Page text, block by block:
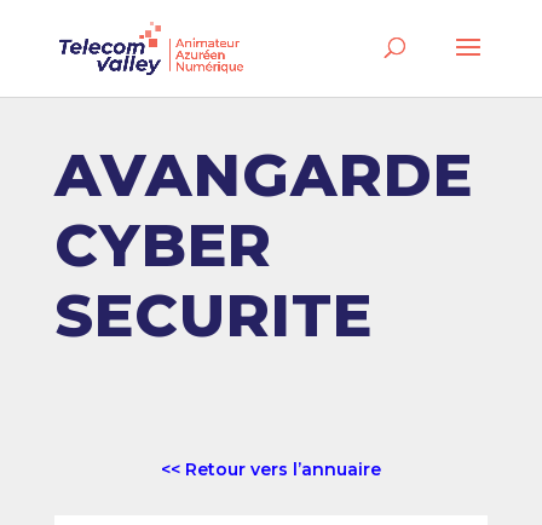
AVANGARDE
CYBER
SECURITE
<< Retour vers l’annuaire